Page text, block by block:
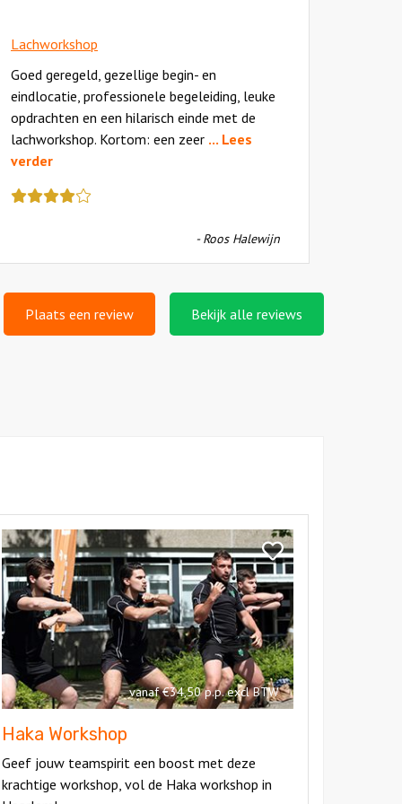
Lachworkshop
Goed geregeld, gezellige begin- en
eindlocatie, professionele begeleiding, leuke
opdrachten en een hilarisch einde met de
lachworkshop. Kortom: een zeer ... Lees
verder
review
cijfer
een
4.5
- Roos Halewijn
Plaats een review Bekijk alle reviews
Bekijk
Haka
Workshop
vanaf €34,50 p.p. excl BTW
Haka Workshop
Geef jouw teamspirit een boost met deze
krachtige workshop, vol de Haka workshop in